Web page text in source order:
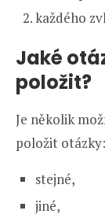
každého
Jaké
položit?
Je několik
položit otázky:
stejné,
jiné,